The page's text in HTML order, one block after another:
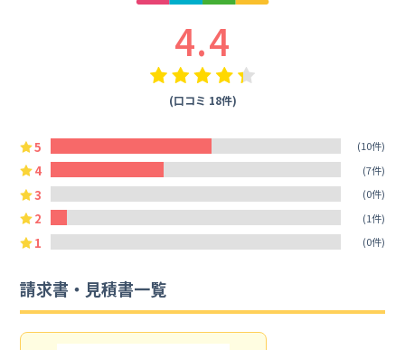
4.4
(口コミ 18件)
5 (10件)
4 (7件)
3 (0件)
2 (1件)
1 (0件)
請求書・見積書一覧